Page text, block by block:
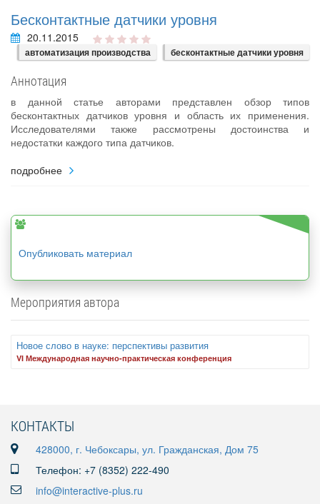
Бесконтактные датчики уровня
20.11.2015
автоматизация производства бесконтактные датчики уровня
Аннотация
в данной статье авторами представлен обзор типов
бесконтактных датчиков уровня и область их применения.
Исследователями также рассмотрены достоинства и
недостатки каждого типа датчиков.
подробнее
Опубликовать материал
Мероприятия автора
Новое слово в науке: перспективы развития
VI Международная научно-практическая конференция
КОНТАКТЫ
428000, г. Чебоксары, ул. Гражданская, Дом 75
Телефон: +7 (8352) 222-490
info@interactive-plus.ru